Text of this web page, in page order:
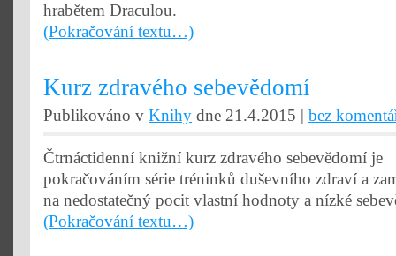
hrabětem Draculou.
(Pokračování textu…)
Kurz zdravého sebevědomí
Publikováno v Knihy dne 21.4.2015 | bez
Čtrnáctidenní knižní kurz zdravého sebevědomí je
pokračováním série tréninků duševního zdraví a
na nedostatečný pocit vlastní hodnoty a nízké
(Pokračování textu…)